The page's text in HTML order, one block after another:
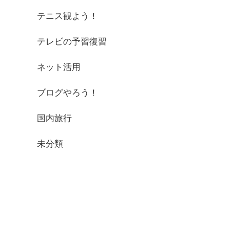
テニス観よう！
テレビの予習復習
ネット活用
ブログやろう！
国内旅行
未分類